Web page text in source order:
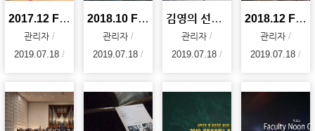
2017.12 Faculty Noon Concert
관리자
2019.07.18
2018.10 Faculty Noon Concert
관리자
2019.07.18
김영의 선생님 추모 전시회 및 개막식(김영의, 음악으로 참 아름다운 세상을 꿈꾸다)
관리자
2019.07.18
2018.12 Faculty Noon Concert
관리자
2019.07.18